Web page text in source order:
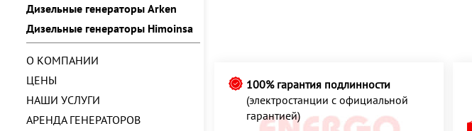
Дизельные генераторы Arken
Дизельные генераторы Himoinsa
О КОМПАНИИ
ЦЕНЫ
НАШИ УСЛУГИ
АРЕНДА ГЕНЕРАТОРОВ
100% гарантия подлинности
(электростанции с официальной
гарантией)